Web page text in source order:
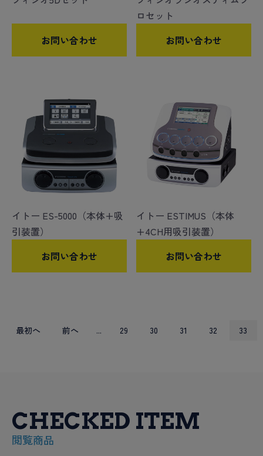
お問い合わせ
ロセット
お問い合わせ
イトー ES-5000（本体+吸
引装置）
お問い合わせ
イトー ESTIMUS（本体
+4CH用吸引装置）
お問い合わせ
最初へ 前へ ... 29 30 31 32 33
CHECKED ITEM
閲覧商品